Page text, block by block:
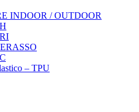
INDOOR / OUTDOOR
– TPU